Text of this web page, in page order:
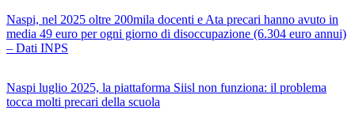
Naspi, nel 2025 oltre 200mila docenti e Ata precari hanno avuto in
media 49 euro per ogni giorno di disoccupazione (6.304 euro annui)
– Dati INPS
Naspi luglio 2025, la piattaforma Siisl non funziona: il problema
tocca molti precari della scuola